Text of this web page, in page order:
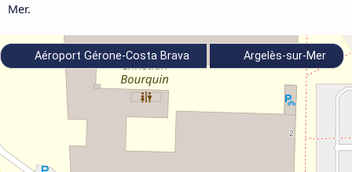
Mer.
Aéroport Gérone-Costa Brava Argelès-sur-Mer